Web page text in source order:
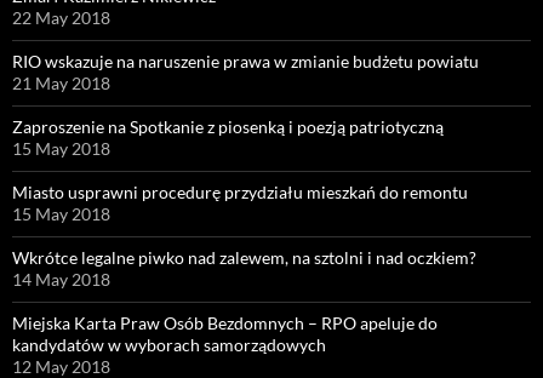
22 May 2018
RIO wskazuje na naruszenie prawa w zmianie budżetu powiatu
21 May 2018
Zaproszenie na Spotkanie z piosenką i poezją patriotyczną
15 May 2018
Miasto usprawni procedurę przydziału mieszkań do remontu
15 May 2018
Wkrótce legalne piwko nad zalewem, na sztolni i nad oczkiem?
14 May 2018
Miejska Karta Praw Osób Bezdomnych – RPO apeluje do
kandydatów w wyborach samorządowych
12 May 2018